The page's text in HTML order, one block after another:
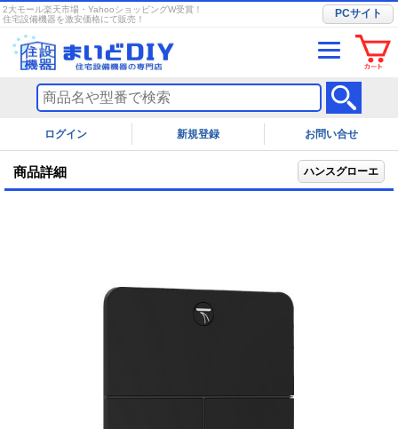
2大モール楽天市場・YahooショッピングW受賞！
住宅設備機器を激安価格にて販売！
PCサイト
ログイン お問い合せ
商品詳細 ハンスグローエ